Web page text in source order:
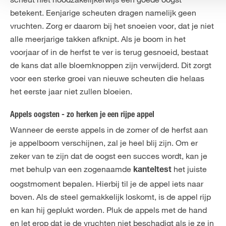
betekent. Eenjarige scheuten dragen namelijk geen
vruchten. Zorg er daarom bij het snoeien voor, dat je niet
alle meerjarige takken afknipt. Als je boom in het
voorjaar of in de herfst te ver is terug gesnoeid, bestaat
de kans dat alle bloemknoppen zijn verwijderd. Dit zorgt
voor een sterke groei van nieuwe scheuten die helaas
het eerste jaar niet zullen bloeien.
Appels oogsten - zo herken je een rijpe appel
Wanneer de eerste appels in de zomer of de herfst aan
je appelboom verschijnen, zal je heel blij zijn. Om er
zeker van te zijn dat de oogst een succes wordt, kan je
met behulp van een zogenaamde kanteltest het juiste
oogstmoment bepalen. Hierbij til je de appel iets naar
boven. Als de steel gemakkelijk loskomt, is de appel rijp
en kan hij geplukt worden. Pluk de appels met de hand
en let erop dat je de vruchten niet beschadigt als je ze in